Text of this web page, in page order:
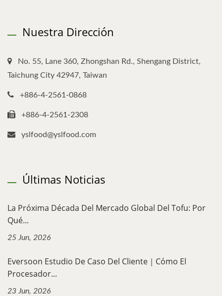
Nuestra Dirección
No. 55, Lane 360, Zhongshan Rd., Shengang District,
Taichung City 42947, Taiwan
+886-4-2561-0868
+886-4-2561-2308
yslfood@yslfood.com
Últimas Noticias
La Próxima Década Del Mercado Global Del Tofu: Por
Qué...
25 Jun, 2026
Eversoon Estudio De Caso Del Cliente｜Cómo El
Procesador...
23 Jun, 2026